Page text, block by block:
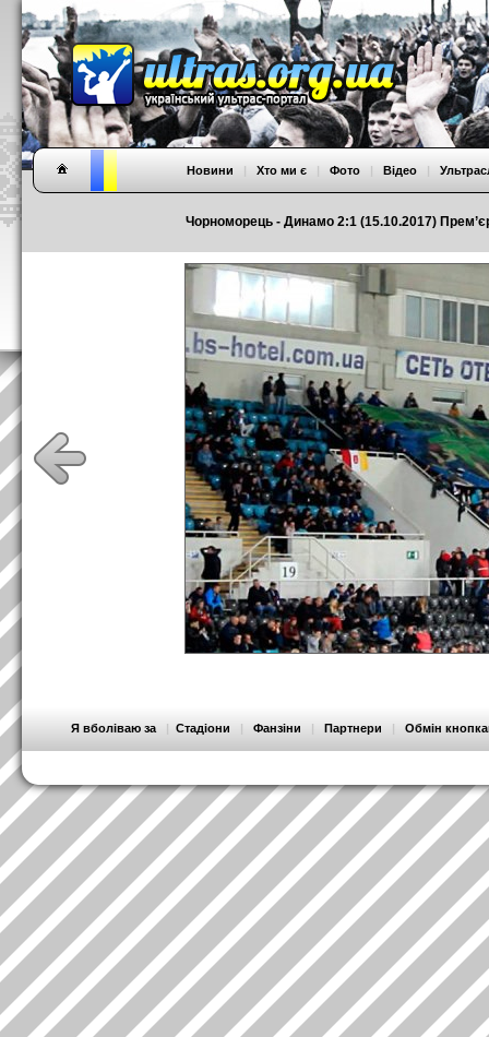
Чорноморець - Динамо 2:1 (15.10.2017)
Новини | Хто ми є | Фото | Відео |
Я вболіваю за | Стадіони | Фанзіни | Партнери | Обмін